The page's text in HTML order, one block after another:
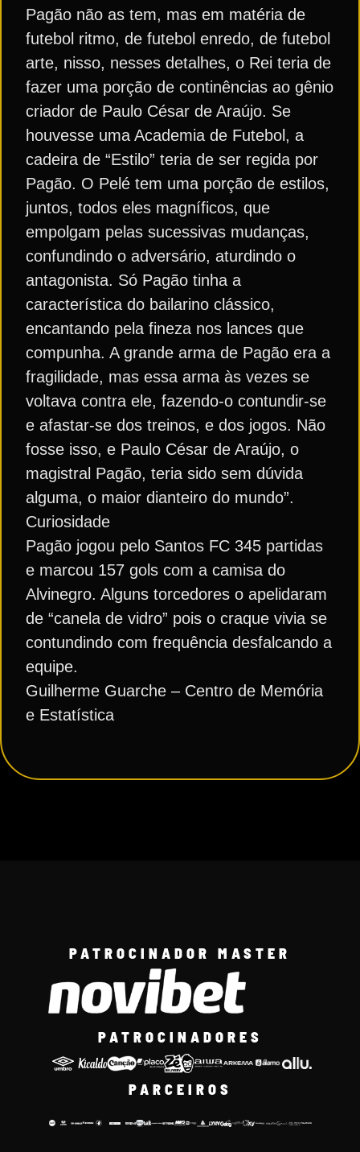
Pagão não as tem, mas em matéria de
futebol ritmo, de futebol enredo, de futebol
arte, nisso, nesses detalhes, o Rei teria de
fazer uma porção de continências ao gênio
criador de Paulo César de Araújo. Se
houvesse uma Academia de Futebol, a
cadeira de “Estilo” teria de ser regida por
Pagão. O Pelé tem uma porção de estilos,
juntos, todos eles magníficos, que
empolgam pelas sucessivas mudanças,
confundindo o adversário, aturdindo o
antagonista. Só Pagão tinha a
característica do bailarino clássico,
encantando pela fineza nos lances que
compunha. A grande arma de Pagão era a
fragilidade, mas essa arma às vezes se
voltava contra ele, fazendo-o contundir-se
e afastar-se dos treinos, e dos jogos. Não
fosse isso, e Paulo César de Araújo, o
magistral Pagão, teria sido sem dúvida
alguma, o maior dianteiro do mundo”.
Curiosidade
Pagão jogou pelo Santos FC 345 partidas
e marcou 157 gols com a camisa do
Alvinegro. Alguns torcedores o apelidaram
de “canela de vidro” pois o craque vivia se
contundindo com frequência desfalcando a
equipe.
Guilherme Guarche – Centro de Memória
e Estatística
PATROCINADOR MASTER
PATROCINADORES
PARCEIROS